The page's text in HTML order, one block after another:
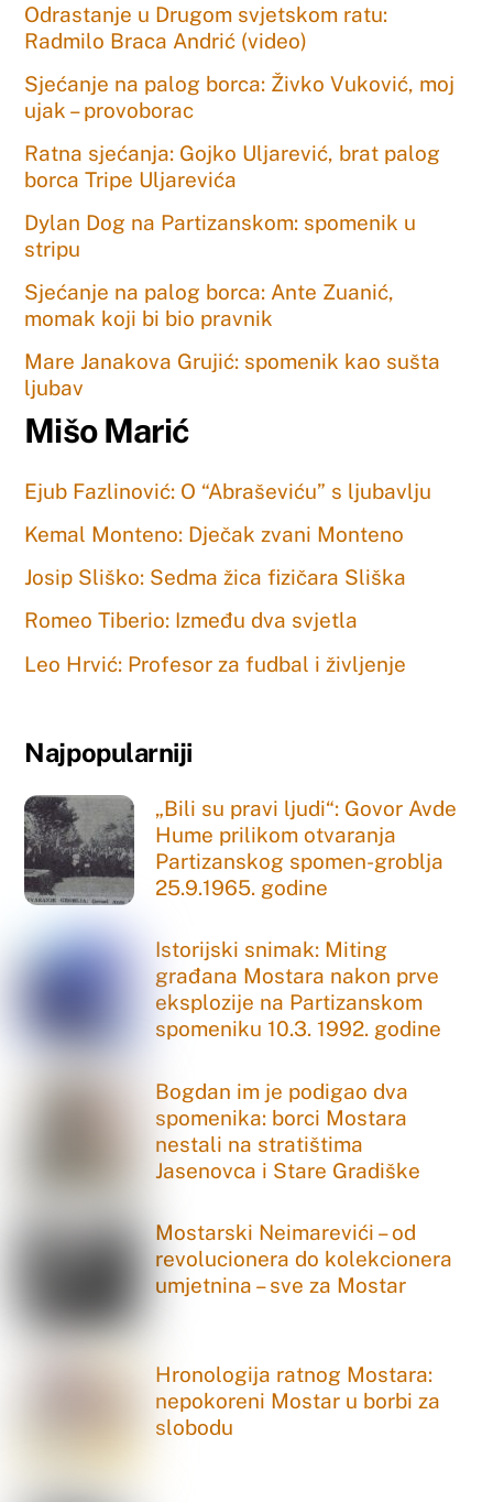
Odrastanje u Drugom svjetskom ratu:
Radmilo Braca Andrić (video)
Sjećanje na palog borca: Živko Vuković, moj
ujak – provoborac
Ratna sjećanja: Gojko Uljarević, brat palog
borca Tripe Uljarevića
Dylan Dog na Partizanskom: spomenik u
stripu
Sjećanje na palog borca: Ante Zuanić,
momak koji bi bio pravnik
Mare Janakova Grujić: spomenik kao sušta
ljubav
Mišo Marić
Ejub Fazlinović: O “Abraševiću” s ljubavlju
Kemal Monteno: Dječak zvani Monteno
Josip Sliško: Sedma žica fizičara Sliška
Romeo Tiberio: Između dva svjetla
Leo Hrvić: Profesor za fudbal i življenje
Najpopularniji
„Bili su pravi ljudi“: Govor Avde
Hume prilikom otvaranja
Partizanskog spomen-groblja
25.9.1965. godine
Istorijski snimak: Miting
građana Mostara nakon prve
eksplozije na Partizanskom
spomeniku 10.3. 1992. godine
Bogdan im je podigao dva
spomenika: borci Mostara
nestali na stratištima
Jasenovca i Stare Gradiške
Mostarski Neimarevići – od
revolucionera do kolekcionera
umjetnina – sve za Mostar
Hronologija ratnog Mostara:
nepokoreni Mostar u borbi za
slobodu